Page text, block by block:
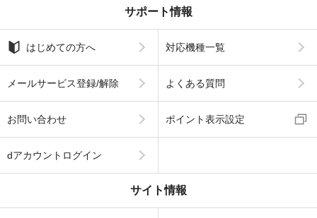
サポート情報
はじめての方へ 対応機種一覧
メールサービス登録/解除 よくある質問
お問い合わせ ポイント表示設定
dアカウントログイン
サイト情報